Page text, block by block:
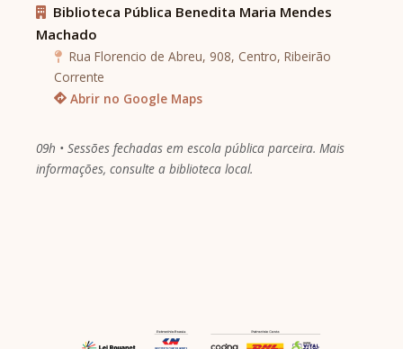
Biblioteca Pública Benedita Maria Mendes
Machado
Rua Florencio de Abreu, 908, Centro, Ribeirão
Corrente
Abrir no Google Maps
09h • Sessões fechadas em escola pública parceira. Mais
informações, consulte a biblioteca local.